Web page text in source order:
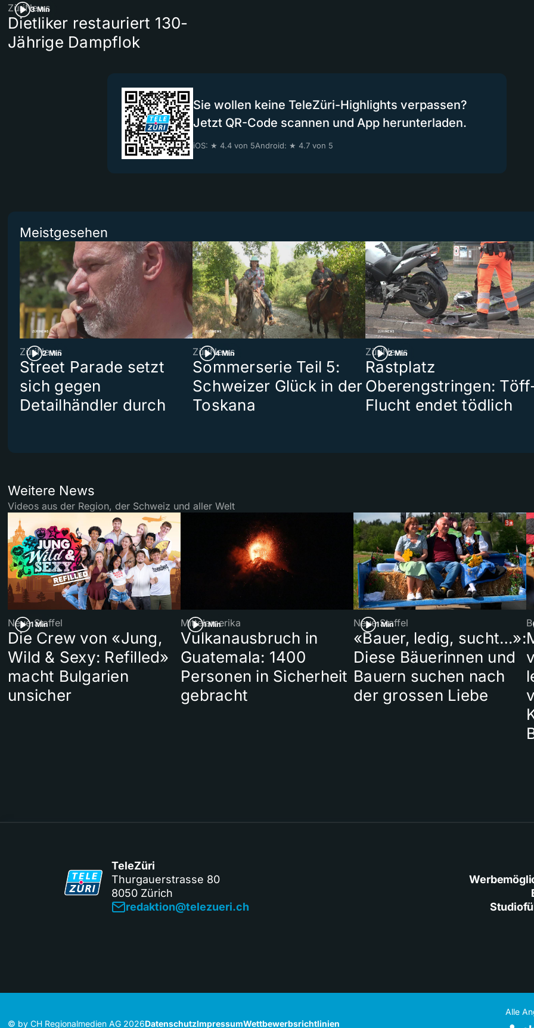
3 Min
ZüriNews
Dietliker restauriert 130-
Jährige Dampflok
Sie wollen keine TeleZüri-Highlights verpassen?
Jetzt QR-Code scannen und App herunterladen.
iOS: ★ 4.4 von 5Android: ★ 4.7 von 5
Meistgesehen
2 Min
ZüriNews
Street Parade setzt
sich gegen
Detailhändler durch
4 Min
ZüriNews
Sommerserie Teil 5:
Schweizer Glück in der
Toskana
2 Min
ZüriNews
Rastplatz
Oberengstringen:
Flucht endet tödlich
Weitere News
Videos aus der Region, der Schweiz und aller Welt
1 Min
Neue Staffel
Die Crew von «Jung,
Wild & Sexy: Refilled»
macht Bulgarien
unsicher
1 Min
Mittelamerika
Vulkanausbruch in
Guatemala: 1400
Personen in Sicherheit
gebracht
1 Min
Neue Staffel
«Bauer, ledig, sucht…»:
Diese Bäuerinnen und
Bauern suchen nach
der grossen Liebe
TeleZüri
Thurgauerstrasse 80
8050 Zürich
redaktion@telezueri.ch
© by CH Regionalmedien AG 2026DatenschutzImpressumWettbewerbsrichtlinien
Alle